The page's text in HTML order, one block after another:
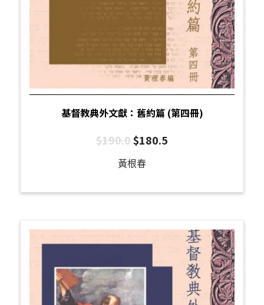
基督教典外文獻：舊約篇 (第四冊)
$190.0$180.5
黃根春